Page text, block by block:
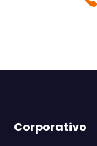
Corporativo